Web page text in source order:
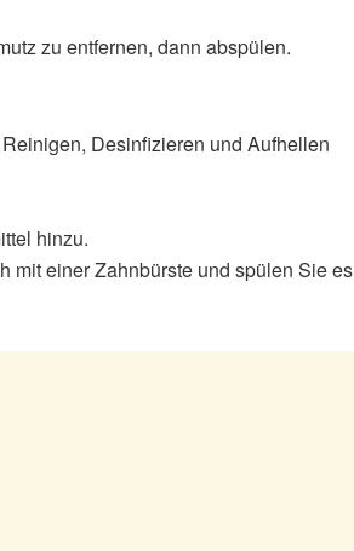
zu entfernen, dann abspülen.
Desinfizieren und Aufhellen
hinzu.
mit einer Zahnbürste und spülen Sie es